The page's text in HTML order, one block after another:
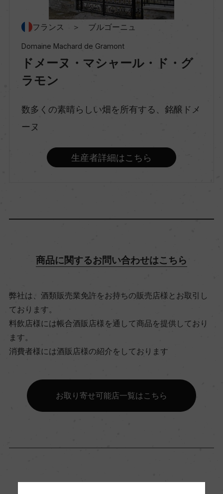
種類
スティルワイン
品種（原材料）
ピノ・ノワール 100%
13％
飲み頃温度
ビオ情報・認証機関
ー
有機JAS認証
コンクール入賞歴
フランス ＞ ブルゴーニュ
Domaine Machard de Gramont
ドメーヌ・マシャール・ド・グ
ラモン
数多くの素晴らしい畑を所有する、銘醸ドメ
ーヌ
生産者詳細はこちら
商品に関するお問い合わせはこちら
弊社は、酒類販売業免許をお持ちの販売店様とお取引し
ております。
料飲店様には帳合酒販店様を通して商品を提供しており
ます。
消費者様には酒販店様の紹介をしております
お取り寄せ可能店一覧はこちら